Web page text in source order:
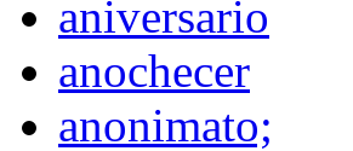
aniversario
anochecer
anonimato;